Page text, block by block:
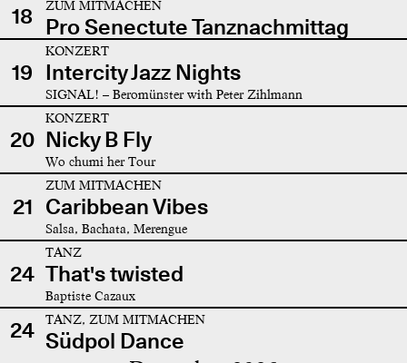
18 ZUM MITMACHEN
Pro Senectute Tanznachmittag
19
KONZERT
Intercity Jazz Nights
SIGNAL! – Beromünster with Peter Zihlmann
20
KONZERT
Nicky B Fly
Wo chumi her Tour
21
ZUM MITMACHEN
Caribbean Vibes
Salsa, Bachata, Merengue
24
TANZ
That's twisted
Baptiste Cazaux
24 TANZ, ZUM MITMACHEN
Südpol Dance